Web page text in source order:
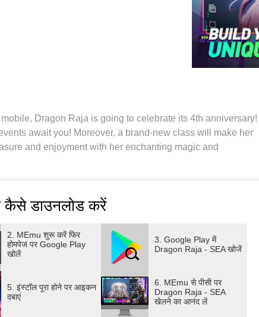
Dragon Raja is going to celebrate its 4th anniversary!
await you! Moreover, a brand-new class will make her
and enjoyment with her enchanting magic and
more than 35 million players, you can explore the
however you like!
generation open world mobile game that offers a
edge technology and stunning graphics. The game
motion capture technology to deliver a “smart” in-
कैसे डाउनलोड करें
2. MEmu शुरू करें फिर
होमपेज पर Google Play
खोलें
3. Google Play में
Dragon Raja - SEA खोजें
5. इंस्टॉल पूरा होने पर आइकन
दबाएं
6. MEmu से पीसी पर
Dragon Raja - SEA
खेलने का आनंद लें